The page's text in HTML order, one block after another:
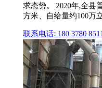
求态势。 2020年,全县
方米、自给量约100万
联系电话: 180 3780 8511